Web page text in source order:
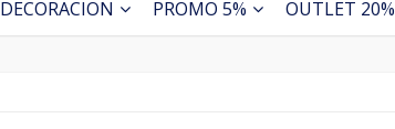
DECORACION PROMO 5% OUTLET 20%